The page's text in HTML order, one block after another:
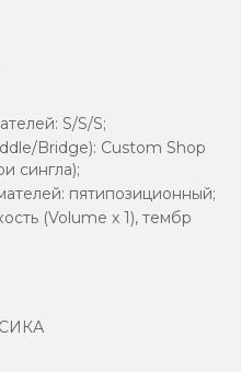
S/S/S;
Bridge): Custom Shop
сингла);
пятипозиционный;
(Volume х 1), тембр